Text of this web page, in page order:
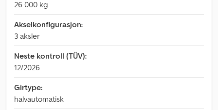
26 000 kg
Akselkonfigurasjon:
3 aksler
Neste kontroll (TÜV):
12/2026
Girtype:
halvautomatisk